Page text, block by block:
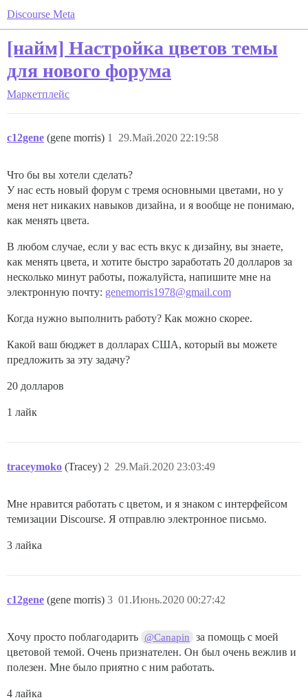
Discourse Meta
[найм] Настройка цветов темы
для нового форума
Маркетплейс
c12gene (gene morris) 29.Май.2020 22:19:58
1
Что бы вы хотели сделать?
У нас есть новый форум с тремя основными цветами, но у
меня нет никаких навыков дизайна, и я вообще не понимаю,
как менять цвета.
В любом случае, если у вас есть вкус к дизайну, вы знаете,
как менять цвета, и хотите быстро заработать 20 долларов за
несколько минут работы, пожалуйста, напишите мне на
электронную почту: genemorris1978@gmail.com
Когда нужно выполнить работу? Как можно скорее.
Какой ваш бюджет в долларах США, который вы можете
предложить за эту задачу?
20 долларов
1 лайк
traceymoko (Tracey) 29.Май.2020 23:03:49
2
Мне нравится работать с цветом, и я знаком с интерфейсом
темизации Discourse. Я отправлю электронное письмо.
3 лайка
c12gene (gene morris) 01.Июнь.2020 00:27:42
3
Хочу просто поблагодарить @Canapin
за помощь с моей
цветовой темой. Очень признателен. Он был очень вежлив и
полезен. Мне было приятно с ним работать.
4 лайка